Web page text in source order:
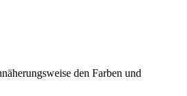
den Farben und